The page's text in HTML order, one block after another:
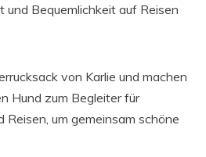
und Bequemlichkeit auf Reisen
von Karlie und machen
Hund zum Begleiter für
um gemeinsam schöne